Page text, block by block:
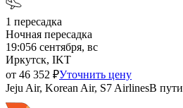
1 пересадка
Ночная пересадка
19:056 сентября, вс
Иркутск, IKT
от 46 352 ₽Уточнить цену
Jeju Air, Korean Air, S7 AirlinesВ пути